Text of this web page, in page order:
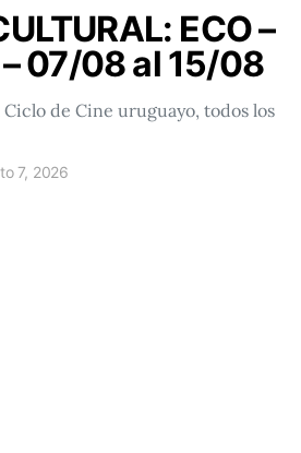
ECO –
07/08 al 15/08
de Cine uruguayo, todos los
7, 2026